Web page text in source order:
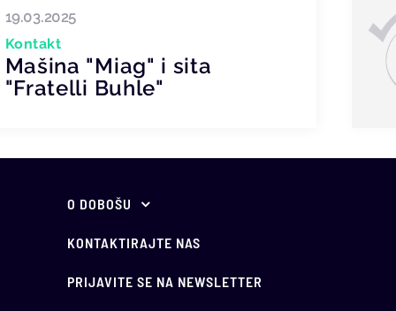
19.03.2025
Kontakt
Mašina "Miag" i sita
"Fratelli Buhle"
O DOBOŠU
O nama
Vodič kroz javno
KONTAKTIRAJTE NAS
PRIJAVITE SE NA NEWSLETTER